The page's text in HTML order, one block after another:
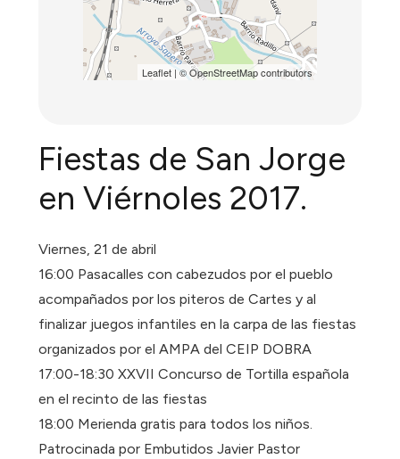
Leaflet| ©OpenStreetMapcontributors
Fiestas de San Jorge
en Viérnoles 2017.
Viernes, 21 de abril
16:00 Pasacalles con cabezudos por el pueblo
acompañados por los piteros de Cartes y al
finalizar juegos infantiles en la carpa de las fiestas
organizados por el AMPA del CEIP DOBRA
17:00-18:30 XXVII Concurso de Tortilla española
en el recinto de las fiestas
18:00 Merienda gratis para todos los niños.
Patrocinada por Embutidos Javier Pastor